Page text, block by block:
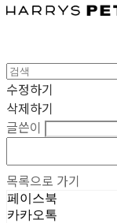
수정하기
삭제하기
글쓴이
목록으로 가기
페이스북
카카오톡